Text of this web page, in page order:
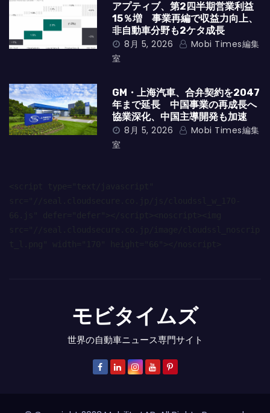
アプティブ、第2四半期営業利益
15％増 事業再編で収益力向上、
非自動車分野も2ケタ成長
8月 5, 2026
Mobi Times編集
室
GM・上海汽車、合弁契約を2047
年まで延長 中国事業の再成長へ
協業深化、中国主導開発も加速
8月 5, 2026
Mobi Times編集
室
モビタイムズ
世界の自動車ニュース専門サイト